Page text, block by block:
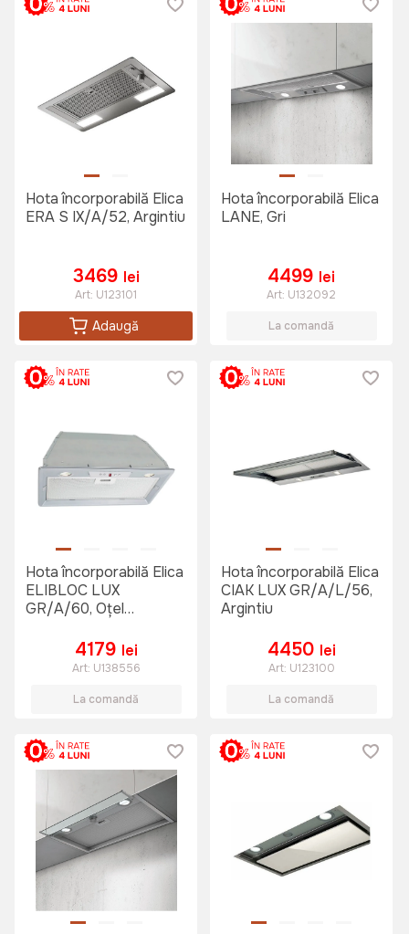
Hota încorporabilă Elica
ERA S IX/A/52, Argintiu
3469 lei
Art: U123101
Adaugă
Hota încorporabilă Elica
LANE, Gri
4499 lei
Art: U132092
La comandă
Hota încorporabilă Elica
ELIBLOC LUX
GR/A/60, Oțel
4179 lei
Art: U138556
La comandă
Hota încorporabilă Elica
CIAK LUX GR/A/L/56,
Argintiu
4450 lei
Art: U123100
La comandă